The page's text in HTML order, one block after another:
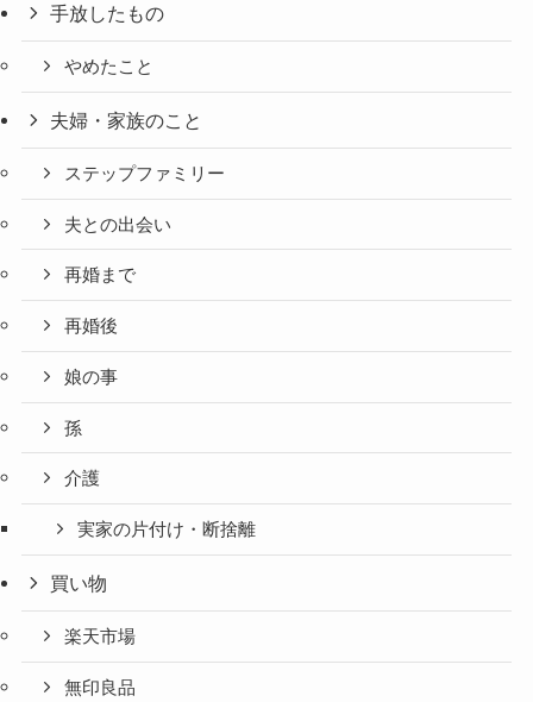
手放したもの
やめたこと
夫婦・家族のこと
ステップファミリー
夫との出会い
再婚まで
再婚後
娘の事
孫
介護
実家の片付け・断捨離
買い物
楽天市場
無印良品